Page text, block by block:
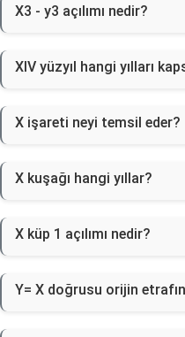
X3 - y3 açılımı nedir?
XIV yüzyıl hangi yılları
X işareti neyi temsil eder?
X kuşağı hangi yıllar?
X küp 1 açılımı nedir?
Y= X doğrusu orijin